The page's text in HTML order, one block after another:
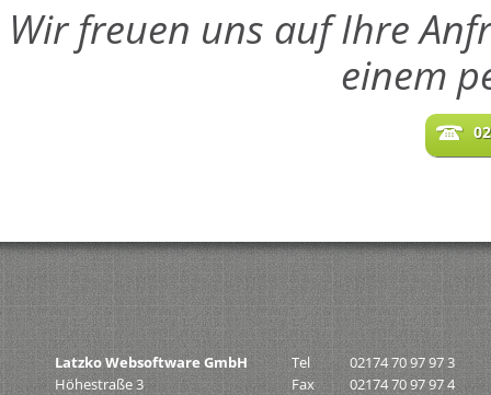
Wir freuen uns auf Ihre
einem
Latzko Websoftware GmbH
Höhestraße 3
Tel
02174 70 97 97 3
Fax
02174 70 97 97 4